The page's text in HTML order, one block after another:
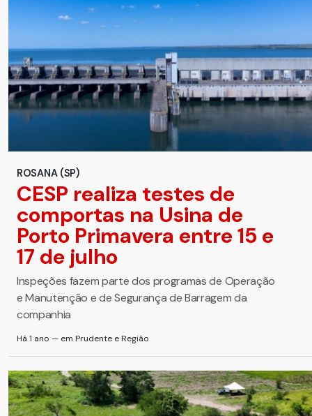
ROSANA (SP)
CESP realiza testes de
comportas na Usina de
Porto Primavera entre 15 e
17 de julho
Inspeções fazem parte dos programas de Operação
e Manutenção e de Segurança de Barragem da
companhia
Há 1 ano — em Prudente e Região